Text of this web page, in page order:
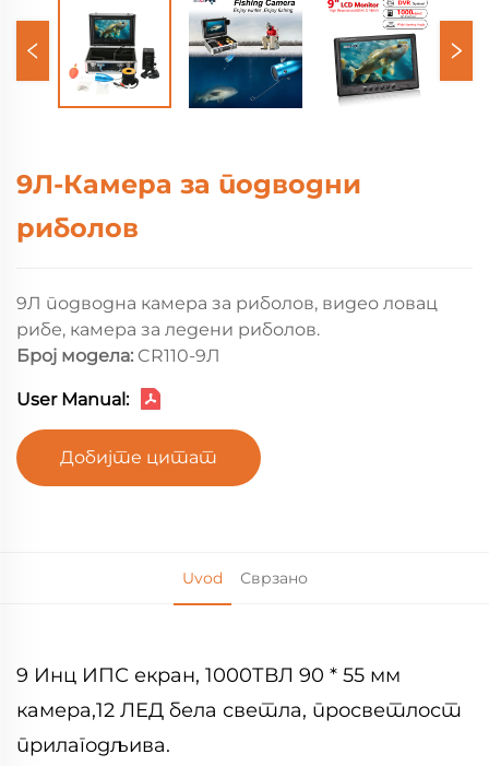
9Л-Камера за подводни
риболов
9Л подводна камера за риболов, видео ловац
рибе, камера за ледени риболов.
Број модела: CR110-9Л
User Manual:
Добијте цитат
Uvod Сврзано
9 Инц ИПС екран, 1000ТВЛ 90 * 55 мм
камера,12 ЛЕД бела светла, просветлост
прилагодљива.